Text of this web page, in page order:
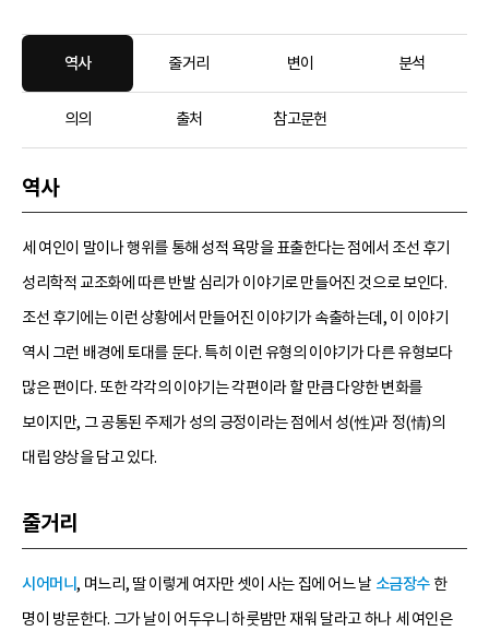
역사 줄거리 변이 분석
의의 출처 참고문헌
역사
세 여인이 말이나 행위를 통해 성적 욕망을 표출한다는 점에서 조선 후기
성리학적 교조화에 따른 반발 심리가 이야기로 만들어진 것으로 보인다.
조선 후기에는 이런 상황에서 만들어진 이야기가 속출하는데, 이 이야기
역시 그런 배경에 토대를 둔다. 특히 이런 유형의 이야기가 다른 유형보다
많은 편이다. 또한 각각의 이야기는 각편이라 할 만큼 다양한 변화를
보이지만, 그 공통된 주제가 성의 긍정이라는 점에서 성(性)과 정(情)의
대립 양상을 담고 있다.
줄거리
시어머니, 며느리, 딸 이렇게 여자만 셋이 사는 집에 어느 날 소금장수 한
명이 방문한다. 그가 날이 어두우니 하룻밤만 재워 달라고 하나 세 여인은